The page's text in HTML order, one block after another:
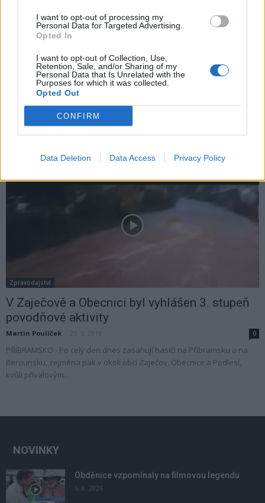
I want to opt-out of processing my
Personal Data for Targeted Advertising.
Opted In
I want to opt-out of Collection, Use,
Retention, Sale, and/or Sharing of my
Personal Data that Is Unrelated with the
Purposes for which it was collected.
Opted Out
CONFIRM
Data Deletion Data Access Privacy Policy
Zpravodajství
Na Litavce stále platí 2. povodňový stupeň
Martin Poulíček - 25. 5. 2018
PŘÍBRAM - V současné době v Příbrami na Litavce stále platí 2.
povodňový stupeň. Naopak na Příbramském potoku v tuto chvíli žádný
povodňový stupeň vyhlášen není. Co...
Zpravodajství
V Zaječově a Obecnici byl vyhlášen 3. stupeň
povodňové aktivity
Martin Poulíček 0
PŘÍBRAMSKO - Po celý den dnes zasahují hasiči na Příbramsku a na
Berounsku, zejména pak v okolí obcí Zaječov, Obecnice a Podlesí,
kvůli přívalovým...
NOVINKY
Obděnice vzpomínaly na filmovou legendu
6. 8. 2026